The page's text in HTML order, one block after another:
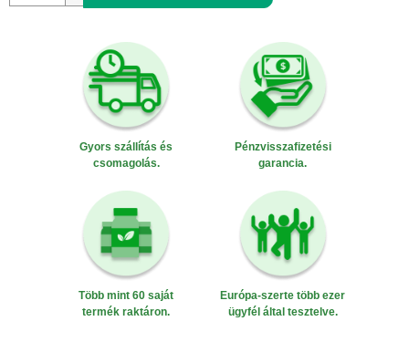
Gyors szállítás és
csomagolás.
Pénzvisszafizetési
garancia.
Több mint 60 saját
termék raktáron.
Európa-szerte több ezer
ügyfél által tesztelve.